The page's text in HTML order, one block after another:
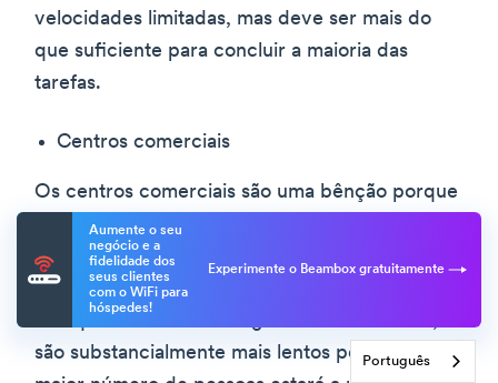
velocidades limitadas, mas deve ser mais do
que suficiente para concluir a maioria das
tarefas.
Centros comerciais
Os centros comerciais são uma bênção porque
são um centro de WiFi gratuito. Estes
estabelecimentos querem que os clientes
fiquem o máximo de tempo possível, e é por
são substancialmente mais lentos porque um
Aumente o seu
negócio e a
fidelidade dos
seus clientes
com o WiFi para
hóspedes!
Experimente o Beambox gratuitamente
Português